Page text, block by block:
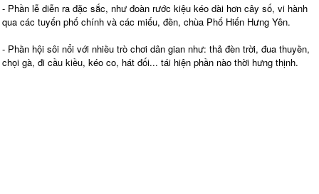
- Phần lễ diễn ra đặc sắc, như đoàn rước kiệu kéo dài hơn cây số, vi hành
qua các tuyến phố chính và các miếu, đền, chùa Phố Hiến Hưng Yên.
- Phần hội sôi nổi với nhiều trò chơi dân gian như: thả đèn trời, đua thuyền,
chọi gà, đi cầu kiều, kéo co, hát đối... tái hiện phần nào thời hưng thịnh.